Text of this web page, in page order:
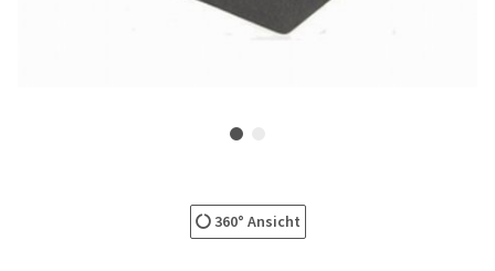
360° Ansicht